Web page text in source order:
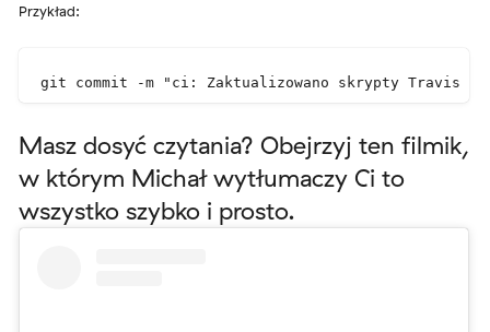
Przykład:
git commit -m "ci: Zaktualizowano skrypty Travis
Masz dosyć czytania? Obejrzyj ten filmik,
w którym Michał wytłumaczy Ci to
wszystko szybko i prosto.